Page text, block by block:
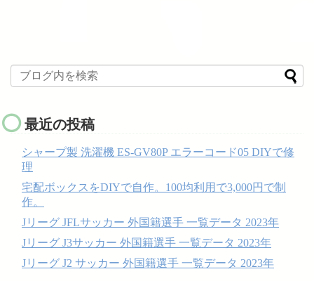
最近の投稿
シャープ製 洗濯機 ES-GV80P エラーコード05 DIYで修
理
宅配ボックスをDIYで自作。100均利用で3,000円で制
作。
Jリーグ JFLサッカー 外国籍選手 一覧データ 2023年
Jリーグ J3サッカー 外国籍選手 一覧データ 2023年
Jリーグ J2 サッカー 外国籍選手 一覧データ 2023年